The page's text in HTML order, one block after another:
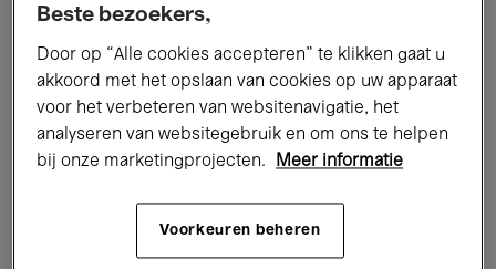
Tentoonstellingen Films
Performances Lezingen & Debatten
Jazz Klassieke Muziek Global Music
Elektronische Muziek
Beste bezoekers,
Door op “Alle cookies accepteren” te klikken gaat u
akkoord met het opslaan van cookies op uw apparaat
voor het verbeteren van websitenavigatie, het
analyseren van websitegebruik en om ons te helpen
bij onze marketingprojecten.
Meer informatie
Voorkeuren beheren